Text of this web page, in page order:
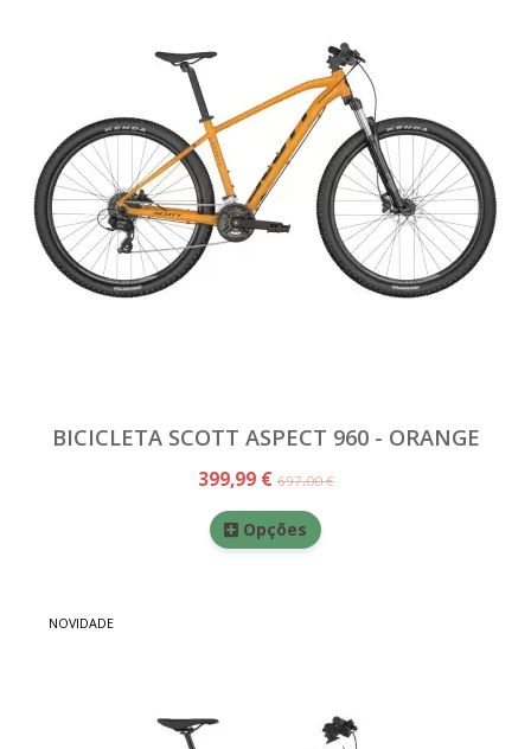
BICICLETA SCOTT ASPECT 960 - ORANGE
399,99 €697,00 €
Opções
NOVIDADE